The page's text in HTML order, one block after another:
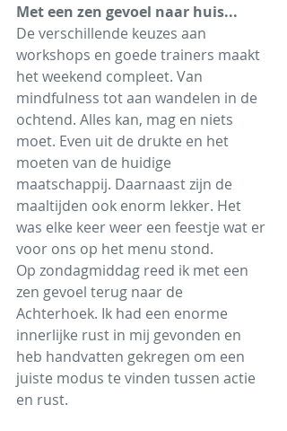
Met een zen gevoel naar huis...
De verschillende keuzes aan
workshops en goede trainers maakt
het weekend compleet. Van
mindfulness tot aan wandelen in de
ochtend. Alles kan, mag en niets
moet. Even uit de drukte en het
moeten van de huidige
maatschappij. Daarnaast zijn de
maaltijden ook enorm lekker. Het
was elke keer weer een feestje wat er
voor ons op het menu stond.
Op zondagmiddag reed ik met een
zen gevoel terug naar de
Achterhoek. Ik had een enorme
innerlijke rust in mij gevonden en
heb handvatten gekregen om een
juiste modus te vinden tussen actie
en rust.